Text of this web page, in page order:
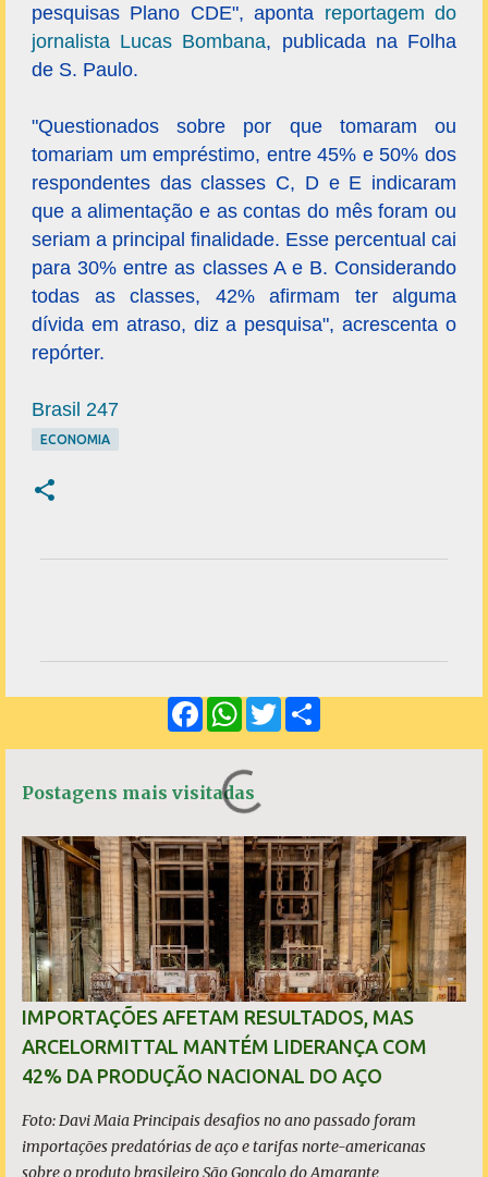
pesquisas Plano CDE", aponta reportagem do
jornalista Lucas Bombana, publicada na Folha
de S. Paulo.
"Questionados sobre por que tomaram ou
tomariam um empréstimo, entre 45% e 50% dos
respondentes das classes C, D e E indicaram
que a alimentação e as contas do mês foram ou
seriam a principal finalidade. Esse percentual cai
para 30% entre as classes A e B. Considerando
todas as classes, 42% afirmam ter alguma
dívida em atraso, diz a pesquisa", acrescenta o
repórter.
Brasil 247
ECONOMIA
t
i
o
s
F
a
o
W
h
s
A
p
T
w
Postagens mais visitadas
IMPORTAÇÕES AFETAM RESULTADOS, MAS
ARCELORMITTAL MANTÉM LIDERANÇA COM
42% DA PRODUÇÃO NACIONAL DO AÇO
Foto: Davi Maia Principais desafios no ano passado foram
importações predatórias de aço e tarifas norte-americanas
sobre o produto brasileiro São Gonçalo do Amarante